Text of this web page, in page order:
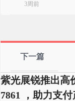
3周前
下一篇
紫光展锐推出高
7861 ，助力支